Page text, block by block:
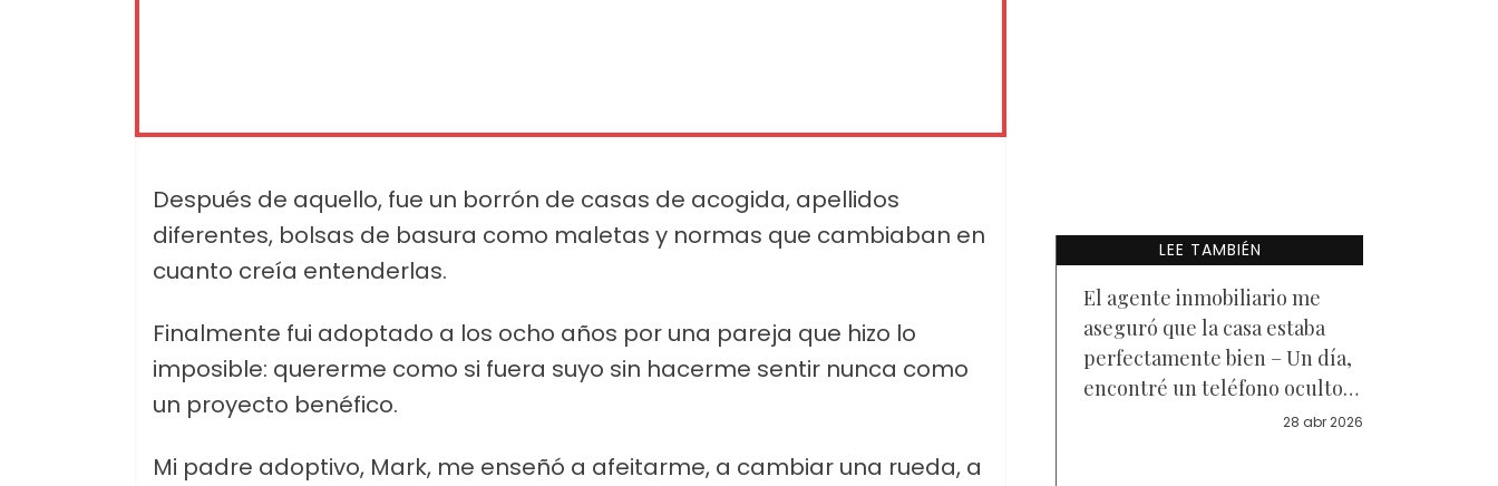
Después de aquello, fue un borrón de casas de acogida, apellidos
diferentes, bolsas de basura como maletas y normas que cambiaban en
cuanto creía entenderlas.
Finalmente fui adoptado a los ocho años por una pareja que hizo lo
imposible: quererme como si fuera suyo sin hacerme sentir nunca como
un proyecto benéfico.
Mi padre adoptivo, Mark, me enseñó a afeitarme, a cambiar una rueda, a
LEE TAMBIÉN
El agente inmobiliario me
aseguró que la casa estaba
perfectamente bien – Un día,
encontré un teléfono oculto
detrás de una pared falsa28 abr 2026